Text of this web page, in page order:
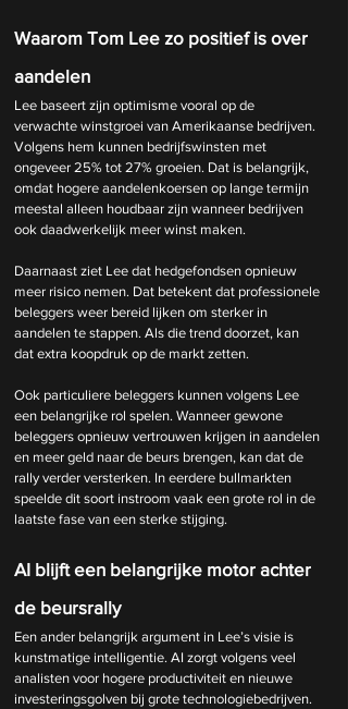
Waarom Tom Lee zo positief is over
aandelen
Lee baseert zijn optimisme vooral op de
verwachte winstgroei van Amerikaanse bedrijven.
Volgens hem kunnen bedrijfswinsten met
ongeveer 25% tot 27% groeien. Dat is belangrijk,
omdat hogere aandelenkoersen op lange termijn
meestal alleen houdbaar zijn wanneer bedrijven
ook daadwerkelijk meer winst maken.
Daarnaast ziet Lee dat hedgefondsen opnieuw
meer risico nemen. Dat betekent dat professionele
beleggers weer bereid lijken om sterker in
aandelen te stappen. Als die trend doorzet, kan
dat extra koopdruk op de markt zetten.
Ook particuliere beleggers kunnen volgens Lee
een belangrijke rol spelen. Wanneer gewone
beleggers opnieuw vertrouwen krijgen in aandelen
en meer geld naar de beurs brengen, kan dat de
rally verder versterken. In eerdere bullmarkten
speelde dit soort instroom vaak een grote rol in de
laatste fase van een sterke stijging.
AI blijft een belangrijke motor achter
de beursrally
Een ander belangrijk argument in Lee’s visie is
kunstmatige intelligentie. AI zorgt volgens veel
analisten voor hogere productiviteit en nieuwe
investeringsgolven bij grote technologiebedrijven.